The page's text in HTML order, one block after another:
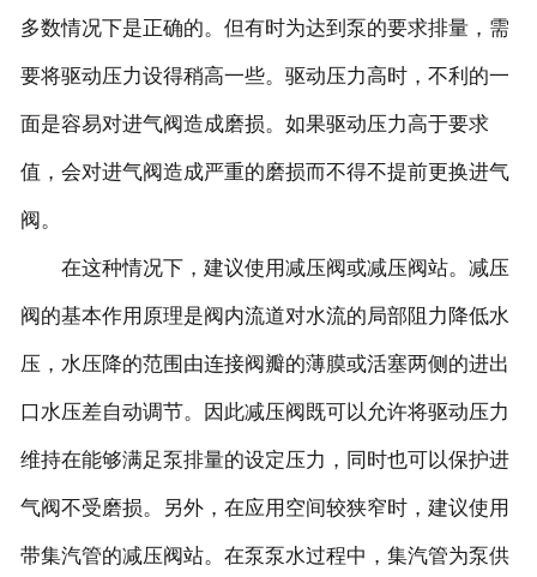
多数情况下是正确的。但有时为达到泵的要求排量，需
要将驱动压力设得稍高一些。驱动压力高时，不利的一
面是容易对进气阀造成磨损。如果驱动压力高于要求
值，会对进气阀造成严重的磨损而不得不提前更换进气
阀。
在这种情况下，建议使用减压阀或减压阀站。减压
阀的基本作用原理是阀内流道对水流的局部阻力降低水
压，水压降的范围由连接阀瓣的薄膜或活塞两侧的进出
口水压差自动调节。因此减压阀既可以允许将驱动压力
维持在能够满足泵排量的设定压力，同时也可以保护进
气阀不受磨损。另外，在应用空间较狭窄时，建议使用
带集汽管的减压阀站。在泵泵水过程中，集汽管为泵供